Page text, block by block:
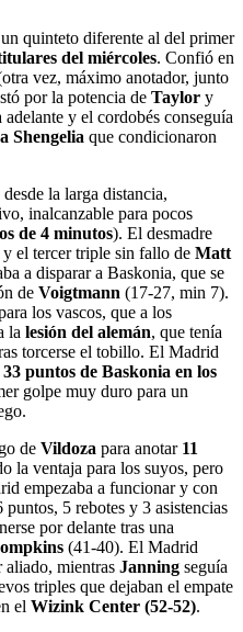
quinteto diferente al del primer
del miércoles. Confió en
vez, máximo anotador, junto
por la potencia de Taylor y
adelante y el cordobés conseguía
Shengelia que condicionaron
la larga distancia,
inalcanzable para pocos
de 4 minutos). El desmadre
el tercer triple sin fallo de Matt
a disparar a Baskonia, que se
de Voigtmann (17-27, min 7).
los vascos, que a los
la lesión del alemán, que tenía
torcerse el tobillo. El Madrid
33 puntos de Baskonia en los
golpe muy duro para un
de Vildoza para anotar 11
la ventaja para los suyos, pero
empezaba a funcionar y con
puntos, 5 rebotes y 3 asistencias
por delante tras una
(41-40). El Madrid
aliado, mientras Janning seguía
triples que dejaban el empate
el Wizink Center (52-52).